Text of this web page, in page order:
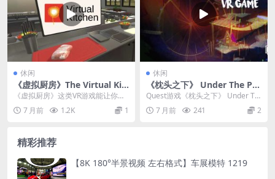
休闲
《虚拟厨房》The Virtual Kit
chen v1.6.11
《虚拟厨房》这类VR游戏能让你在
虚拟空间里过足“厨师瘾”。 借助VR
控制器的精确...
7 月前 1.2K 1
休闲
《枕头之下》 Under The Pill
ow
Quest游戏《枕头之下》 Under Th
e Pillow 这款游戏以其独特的...
7 月前 241 2
精彩推荐
【8K 180°半景视频 左右格式】车展模特 1219